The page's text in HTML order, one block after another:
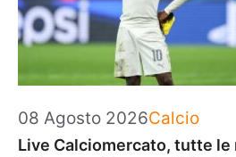
08 Agosto 2026Categorie
Calcio
Live Calciomercato, tutte